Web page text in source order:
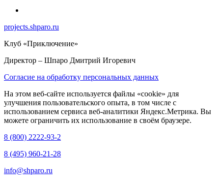
projects.shparo.ru
Клуб «Приключение»
Директор – Шпаро Дмитрий Игоревич
Согласие на обработку персональных данных
На этом веб-сайте используется файлы «cookie» для
улучшения пользовательского опыта, в том числе с
использованием сервиса веб-аналитики Яндекс.Метрика. Вы
можете ограничить их использование в своём браузере.
8 (800) 2222-93-2
8 (495) 960-21-28
info@shparo.ru